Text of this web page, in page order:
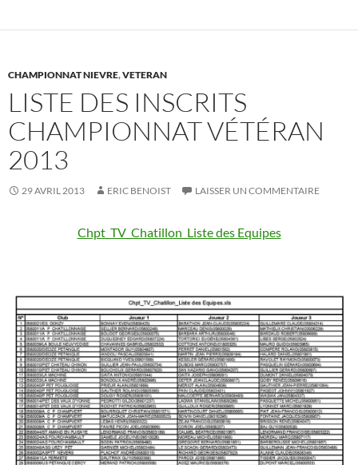
CHAMPIONNAT NIEVRE,VETERAN
LISTE DES INSCRITS
CHAMPIONNAT VÉTÉRAN
2013
29 AVRIL 2013 ERIC BENOIST LAISSER UN COMMENTAIRE
Chpt_TV_Chatillon_Liste des Equipes